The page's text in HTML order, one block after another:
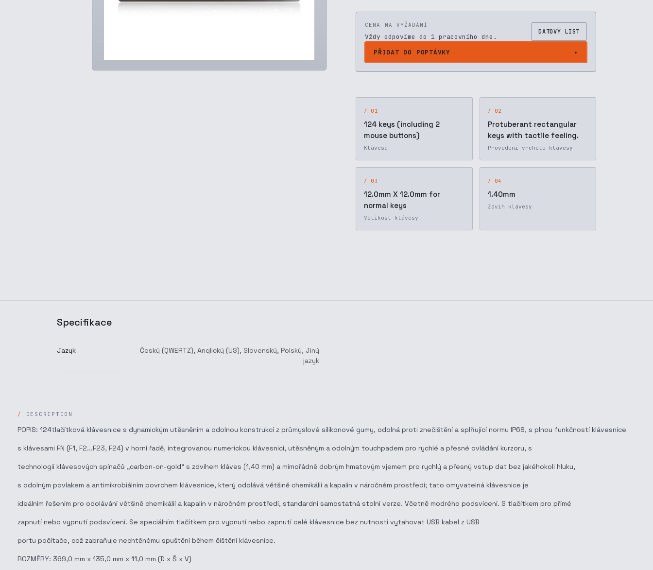
CENA NA VYŽÁDÁNÍ
Vždy odpovíme do 1 pracovního dne.
DATOVÝ LIST
PŘIDAT DO POPTÁVKY
/ 01
124 keys (including 2
mouse buttons)
Klávesa
/ 02
Protuberant rectangular
keys with tactile feeling.
Provedení vrcholu klávesy
/ 03
12.0mm X 12.0mm for
normal keys
Velikost klávesy
/ 04
1.40mm
Zdvih klávesy
Specifikace
Jazyk Český (QWERTZ), Anglický (US), Slovenský, Polský, Jiný
jazyk
DESCRIPTION
POPIS: 124tlačítková klávesnice s dynamickým utěsněním a odolnou konstrukcí z průmyslové silikonové gumy, odolná proti znečištění a splňující normu IP68, s plnou funkčností klávesnice
s klávesami FN (F1, F2...F23, F24) v horní řadě, integrovanou numerickou klávesnicí, utěsněným a odolným touchpadem pro rychlé a přesné ovládání kurzoru, s
technologií klávesových spínačů „carbon-on-gold“ s zdvihem kláves (1,40 mm) a mimořádně dobrým hmatovým vjemem pro rychlý a přesný vstup dat bez jakéhokoli hluku,
s odolným povlakem a antimikrobiálním povrchem klávesnice, který odolává většině chemikálií a kapalin v náročném prostředí; tato omyvatelná klávesnice je
ideálním řešením pro odolávání většině chemikálií a kapalin v náročném prostředí, standardní samostatná stolní verze. Včetně modrého podsvícení. S tlačítkem pro přímé
zapnutí nebo vypnutí podsvícení. Se speciálním tlačítkem pro vypnutí nebo zapnutí celé klávesnice bez nutnosti vytahovat USB kabel z USB
portu počítače, což zabraňuje nechtěnému spuštění během čištění klávesnice.
ROZMĚRY: 369,0 mm x 135,0 mm x 11,0 mm (D x Š x V)